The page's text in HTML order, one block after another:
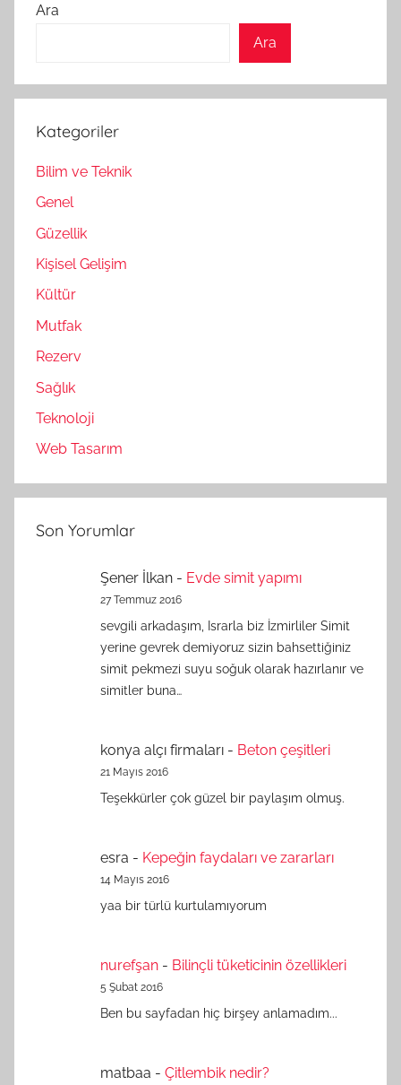
Ara
Ara
Kategoriler
Bilim ve Teknik
Genel
Güzellik
Kişisel Gelişim
Kültür
Mutfak
Rezerv
Sağlık
Teknoloji
Web Tasarım
Son Yorumlar
Şener İlkan - Evde simit yapımı
27 Temmuz 2016
sevgili arkadaşım, Israrla biz İzmirliler Simit
yerine gevrek demiyoruz sizin bahsettiğiniz
simit pekmezi suyu soğuk olarak hazırlanır ve
simitler buna…
konya alçı firmaları - Beton çeşitleri
21 Mayıs 2016
Teşekkürler çok güzel bir paylaşım olmuş.
esra - Kepeğin faydaları ve zararları
14 Mayıs 2016
yaa bir türlü kurtulamıyorum
nurefşan - Bilinçli tüketicinin özellikleri
5 Şubat 2016
Ben bu sayfadan hiç birşey anlamadım...
matbaa - Çitlembik nedir?